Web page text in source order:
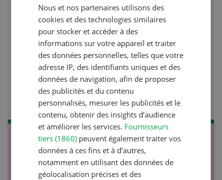
L’aide du vétérinaire: «Que
faire en cas de diarrhée
chez les chèvres ? »
Production animale
Climat d’étable
NOV
-
JAN
26
Nous et nos partenaires utilisons des
cookies et des technologies similaires
pour stocker et accéder à des
informations sur votre appareil et traiter
des données personnelles, telles que votre
adresse IP, des identifiants uniques et des
données de navigation, afin de proposer
des publicités et du contenu
personnalisés, mesurer les publicités et le
contenu, obtenir des insights d’audience
et améliorer les services. Fournisseurs
tiers (1860) peuvent également traiter vos
données à ces fins et à d’autres,
notamment en utilisant des données de
géolocalisation précises et des